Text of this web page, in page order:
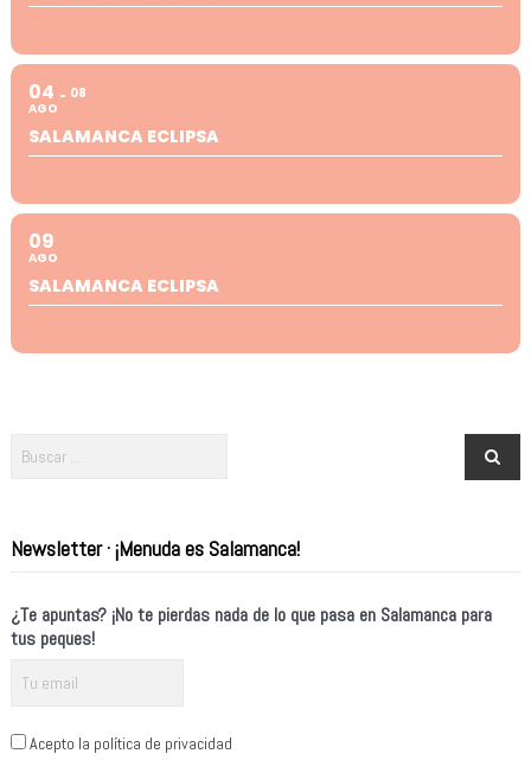
04
AGO
08
SALAMANCA ECLIPSA
09
AGO
SALAMANCA ECLIPSA
Newsletter · ¡Menuda es Salamanca!
¿Te apuntas? ¡No te pierdas nada de lo que pasa en Salamanca para
tus peques!
Acepto la política de privacidad